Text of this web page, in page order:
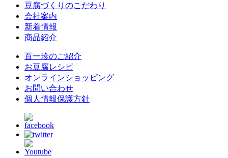
豆腐づくりのこだわり
会社案内
新着情報
商品紹介
百一珍のご紹介
お豆腐レシピ
オンラインショッピング
お問い合わせ
個人情報保護方針